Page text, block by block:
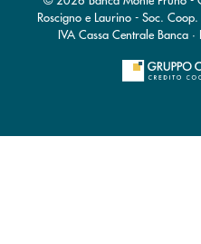
Roscigno e Laurino - Soc.
IVA Cassa Centrale Banca